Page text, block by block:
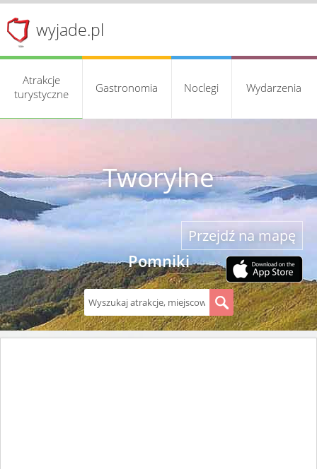
wyjade.pl
Atrakcje
turystyczne
Gastronomia Noclegi Wydarzenia
Tworylne
Pomniki
Przejdź na mapę